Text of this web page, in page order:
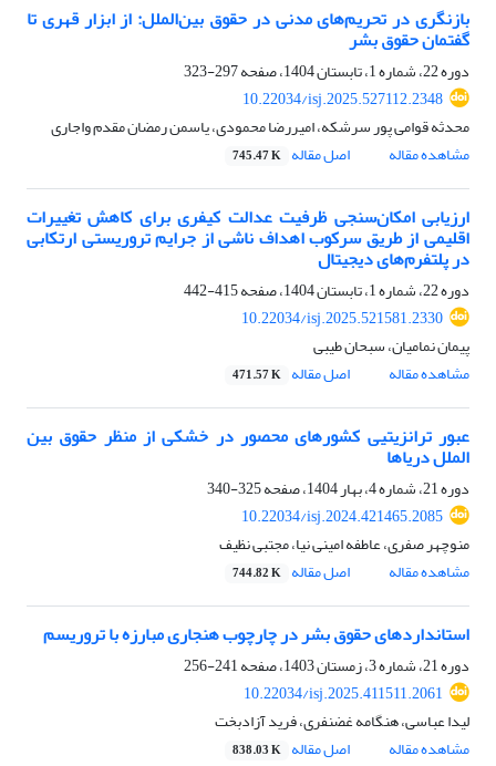
بازنگری در تحریم‌های مدنی در حقوق بین‌الملل: از ابزار قهری تا
گفتمان حقوق بشر
دوره 22، شماره 1، تابستان 1404، صفحه
297-323
10.22034/isj.2025.527112.2348
محدثه قوامی پور سرشکه، امیررضا محمودی، یاسمن رمضان مقدم واجاری
مشاهده مقاله
اصل مقاله 745.47 K
ارزیابی امکان‌سنجی ظرفیت عدالت کیفری برای کاهش تغییرات
اقلیمی از طریق سرکوب اهداف ناشی از جرایم تروریستی ارتکابی
در پلتفرم‌های دیجیتال
دوره 22، شماره 1، تابستان 1404، صفحه
415-442
10.22034/isj.2025.521581.2330
پیمان نمامیان، سبحان طیبی
مشاهده مقاله
اصل مقاله 471.57 K
عبور ترانزیتیی کشورهای محصور در خشکی از منظر حقوق بین‌
الملل دریاها
دوره 21، شماره 4، بهار 1404، صفحه
325-340
10.22034/isj.2024.421465.2085
منوچهر صفری، عاطفه امینی نیا، مجتبی نظیف
مشاهده مقاله
اصل مقاله 744.82 K
استانداردهای حقوق بشر در چارچوب هنجاری مبارزه با تروریسم
دوره 21، شماره 3، زمستان 1403، صفحه
241-256
10.22034/isj.2025.411511.2061
لیدا عباسی، هنگامه غضنفری، فرید آزادبخت
مشاهده مقاله
اصل مقاله 838.03 K